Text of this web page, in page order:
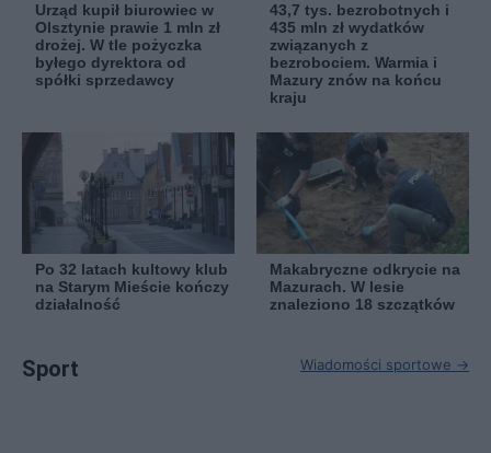
Urząd kupił biurowiec w
Olsztynie prawie 1 mln zł
drożej. W tle pożyczka
byłego dyrektora od
spółki sprzedawcy
43,7 tys. bezrobotnych i
435 mln zł wydatków
związanych z
bezrobociem. Warmia i
Mazury znów na końcu
kraju
Po 32 latach kultowy klub
na Starym Mieście kończy
działalność
Makabryczne odkrycie na
Mazurach. W lesie
znaleziono 18 szczątków
Sport Wiadomości sportowe →